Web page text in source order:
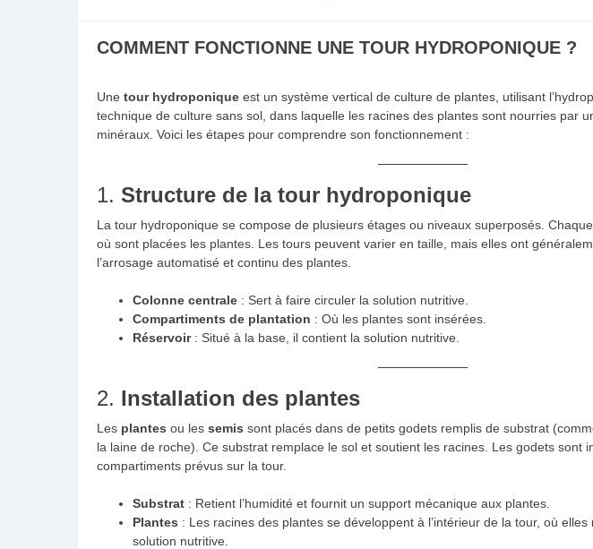
COMMENT FONCTIONNE UNE TOUR HYDROPONIQUE ?
Une tour hydroponique est un système vertical de culture de plantes, utilisant
technique de culture sans sol, dans laquelle les racines des plantes sont nourries par
minéraux. Voici les étapes pour comprendre son fonctionnement :
1. Structure de la tour hydroponique
La tour hydroponique se compose de plusieurs étages ou niveaux superposés.
où sont placées les plantes. Les tours peuvent varier en taille, mais elles ont
l’arrosage automatisé et continu des plantes.
Colonne centrale : Sert à faire circuler la solution nutritive.
Compartiments de plantation : Où les plantes sont insérées.
Réservoir: Situé à la base, il contient la solution nutritive.
2. Installation des plantes
Les plantes ou les semis sont placés dans de petits godets remplis de substrat
la laine de roche). Ce substrat remplace le sol et soutient les racines. Les godets sont
compartiments prévus sur la tour.
Substrat : Retient l’humidité et fournit un support mécanique aux plantes.
Plantes : Les racines des plantes se développent à l’intérieur de la tour, où
solution nutritive.